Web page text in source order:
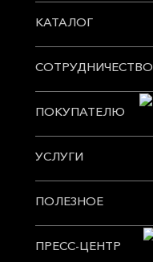
КАТАЛОГ
СОТРУДНИЧЕСТВО
ПОКУПАТЕЛЮ
УСЛУГИ
ПОЛЕЗНОЕ
ПРЕСС-ЦЕНТР